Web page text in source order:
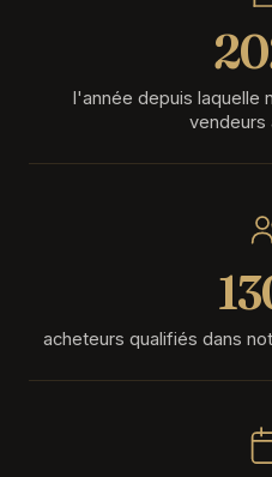
l'année depuis laquelle
vendeurs
acheteurs qualifiés dans